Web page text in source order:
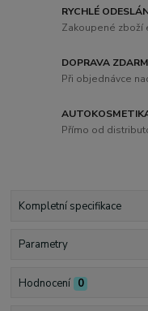
RYCHLÉ
Zakoupené zboží
DOPRAVA
Při objednávce
Přímo od
Kompletní specifikace
Parametry
Hodnocení 0